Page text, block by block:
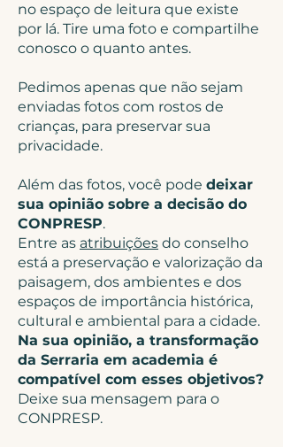
no espaço de leitura que existe
por lá. Tire uma foto e compartilhe
conosco o quanto antes.
Pedimos apenas que não sejam
enviadas fotos com rostos de
crianças, para preservar sua
privacidade.
Além das fotos, você pode deixar
sua opinião sobre a decisão do
CONPRESP.
Entre as atribuições do conselho
está a preservação e valorização da
paisagem, dos ambientes e dos
espaços de importância histórica,
cultural e ambiental para a cidade.
Na sua opinião, a transformação
da Serraria em academia é
compatível com esses objetivos?
Deixe sua mensagem para o
CONPRESP.